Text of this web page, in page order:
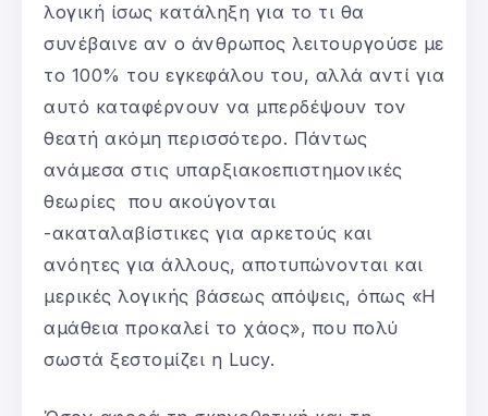
λογική ίσως κατάληξη για το τι θα
συνέβαινε αν ο άνθρωπος λειτουργούσε με
το 100% του εγκεφάλου του, αλλά αντί για
αυτό καταφέρνουν να μπερδέψουν τον
θεατή ακόμη περισσότερο. Πάντως
ανάμεσα στις υπαρξιακοεπιστημονικές
θεωρίες που ακούγονται
-ακαταλαβίστικες για αρκετούς και
ανόητες για άλλους, αποτυπώνονται και
μερικές λογικής βάσεως απόψεις, όπως «Η
αμάθεια προκαλεί το χάος», που πολύ
σωστά ξεστομίζει η Lucy.